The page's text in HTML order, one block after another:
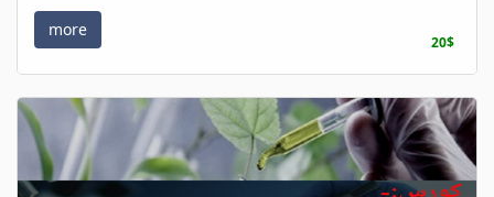
more
20$